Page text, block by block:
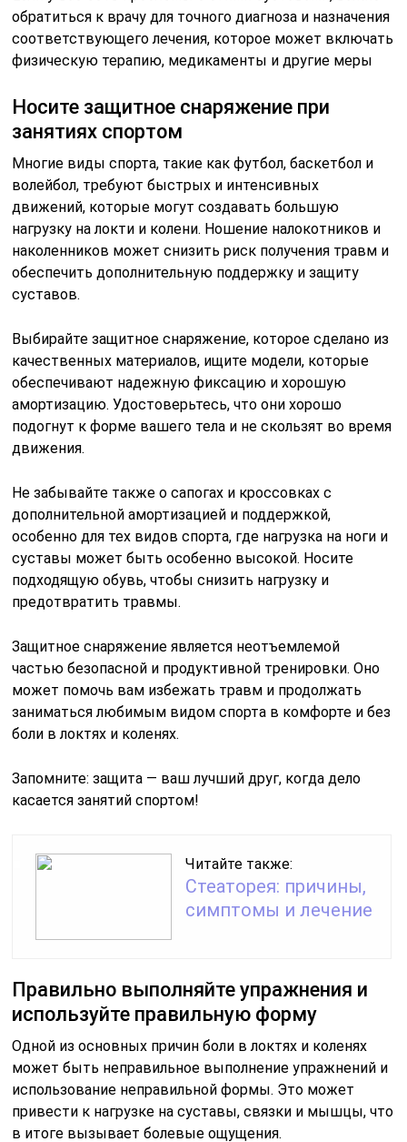
обратиться к врачу для точного диагноза и назначения
соответствующего лечения, которое может включать
физическую терапию, медикаменты и другие меры
Носите защитное снаряжение при
занятиях спортом
Многие виды спорта, такие как футбол, баскетбол и
волейбол, требуют быстрых и интенсивных
движений, которые могут создавать большую
нагрузку на локти и колени. Ношение налокотников и
наколенников может снизить риск получения травм и
обеспечить дополнительную поддержку и защиту
суставов.
Выбирайте защитное снаряжение, которое сделано из
качественных материалов, ищите модели, которые
обеспечивают надежную фиксацию и хорошую
амортизацию. Удостоверьтесь, что они хорошо
подогнут к форме вашего тела и не скользят во время
движения.
Не забывайте также о сапогах и кроссовках с
дополнительной амортизацией и поддержкой,
особенно для тех видов спорта, где нагрузка на ноги и
суставы может быть особенно высокой. Носите
подходящую обувь, чтобы снизить нагрузку и
предотвратить травмы.
Защитное снаряжение является неотъемлемой
частью безопасной и продуктивной тренировки. Оно
может помочь вам избежать травм и продолжать
заниматься любимым видом спорта в комфорте и без
боли в локтях и коленях.
Запомните: защита — ваш лучший друг, когда дело
касается занятий спортом!
Читайте также:
Стеаторея: причины,
симптомы и лечение
Правильно выполняйте упражнения и
используйте правильную форму
Одной из основных причин боли в локтях и коленях
может быть неправильное выполнение упражнений и
использование неправильной формы. Это может
привести к нагрузке на суставы, связки и мышцы, что
в итоге вызывает болевые ощущения.